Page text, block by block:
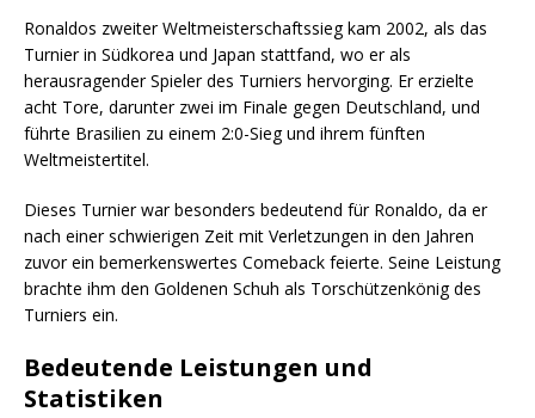
Ronaldos zweiter Weltmeisterschaftssieg kam 2002, als das
Turnier in Südkorea und Japan stattfand, wo er als
herausragender Spieler des Turniers hervorging. Er erzielte
acht Tore, darunter zwei im Finale gegen Deutschland, und
führte Brasilien zu einem 2:0-Sieg und ihrem fünften
Weltmeistertitel.
Dieses Turnier war besonders bedeutend für Ronaldo, da er
nach einer schwierigen Zeit mit Verletzungen in den Jahren
zuvor ein bemerkenswertes Comeback feierte. Seine Leistung
brachte ihm den Goldenen Schuh als Torschützenkönig des
Turniers ein.
Bedeutende Leistungen und
Statistiken